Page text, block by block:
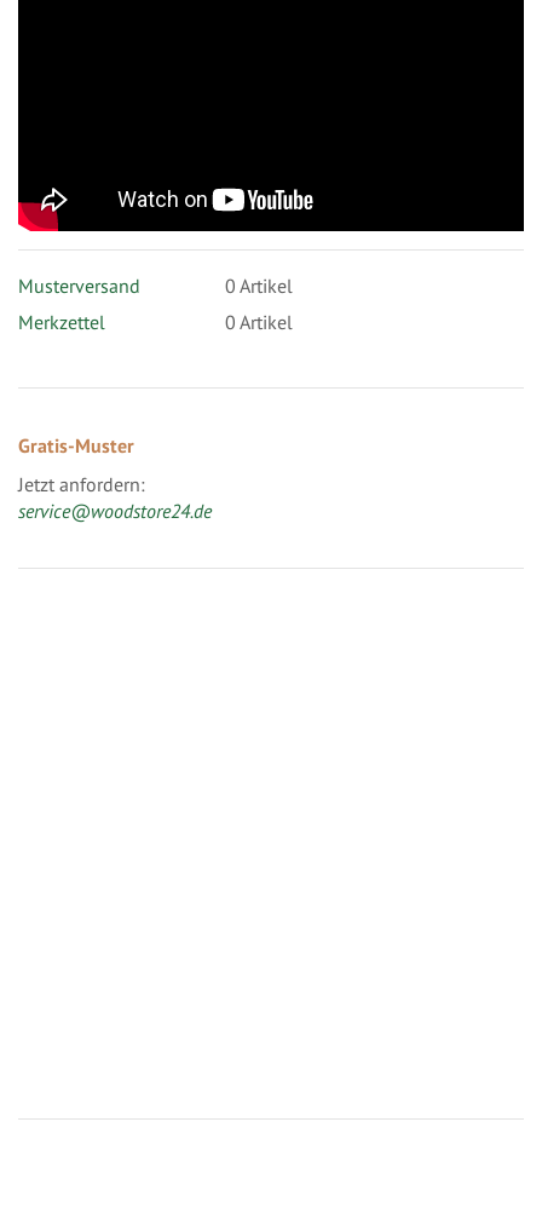
Musterversand 0 Artikel
Merkzettel
0 Artikel
Gratis-Muster
Jetzt anfordern:
service@woodstore24.de